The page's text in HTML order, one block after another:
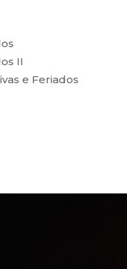
II
e Feriados